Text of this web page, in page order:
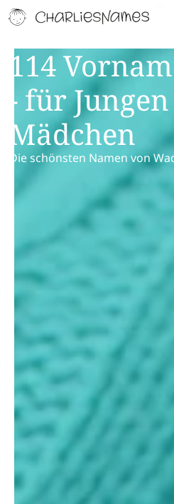
114
- für
Mädchen
Die schönsten Namen von